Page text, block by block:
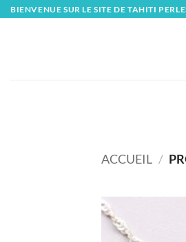
SkipBIENVENUE SUR LE SITE DE TAHITI
ACCUEIL /